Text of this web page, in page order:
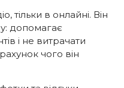
тільки в онлайні. Він
допомагає
і не витрачати
чого він